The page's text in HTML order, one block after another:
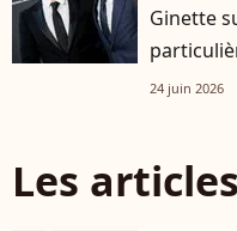
Ginette
24 juin 2026
Les